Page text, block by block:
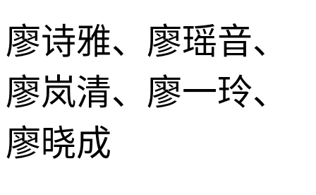
廖诗雅、廖瑶音、
廖岚清、廖一玲、
廖晓成